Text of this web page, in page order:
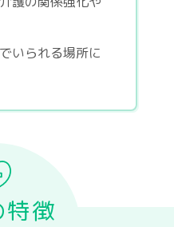
いられる場所に
特徴